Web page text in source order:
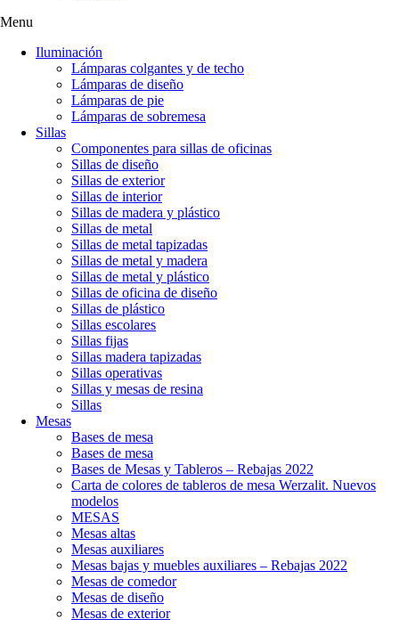
Menu
Iluminación
Lámparas colgantes y de techo
Lámparas de diseño
Lámparas de pie
Lámparas de sobremesa
Sillas
Componentes para sillas de oficinas
Sillas de diseño
Sillas de exterior
Sillas de interior
Sillas de madera y plástico
Sillas de metal
Sillas de metal tapizadas
Sillas de metal y madera
Sillas de metal y plástico
Sillas de oficina de diseño
Sillas de plástico
Sillas escolares
Sillas fijas
Sillas madera tapizadas
Sillas operativas
Sillas y mesas de resina
Sillas
Mesas
Bases de mesa
Bases de mesa
Bases de Mesas y Tableros – Rebajas 2022
Carta de colores de tableros de mesa Werzalit. Nuevos
modelos
MESAS
Mesas altas
Mesas auxiliares
Mesas bajas y muebles auxiliares – Rebajas 2022
Mesas de comedor
Mesas de diseño
Mesas de exterior